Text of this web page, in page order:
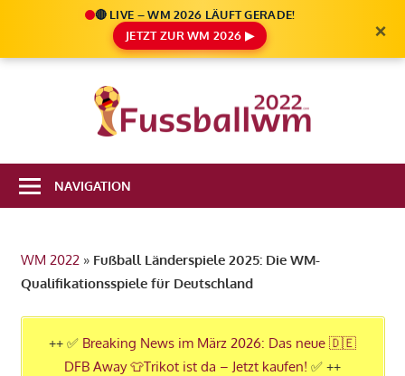
🔴 LIVE – WM 2026 LÄUFT GERADE!
JETZT ZUR WM 2026 ▶
×
Infos
2022
in
Katar
NAVIGATION
WM 2022» Fußball Länderspiele 2025: Die WM-
Qualifikationsspiele für Deutschland
++ ✅ Breaking News im März 2026: Das neue 🇩🇪
DFB Away 👕Trikot ist da – Jetzt kaufen! ✅ ++